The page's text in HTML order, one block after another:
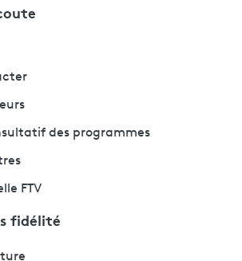
des programmes
FTV
fidélité